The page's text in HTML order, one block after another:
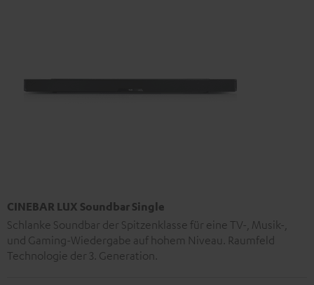
CINEBAR LUX Soundbar Single
Schlanke Soundbar der Spitzenklasse für eine TV-, Musik-,
und Gaming-Wiedergabe auf hohem Niveau. Raumfeld
Technologie der 3. Generation.